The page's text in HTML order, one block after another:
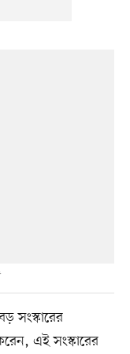
সংস্কারের
এই সংস্কারের